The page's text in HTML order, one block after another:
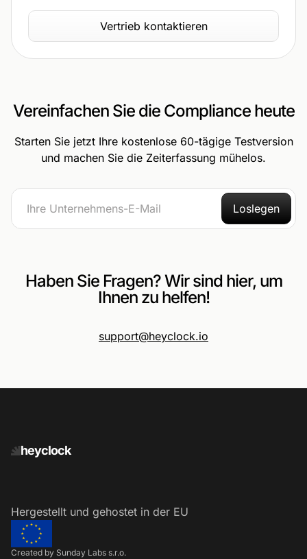
Vertrieb kontaktieren
Vereinfachen Sie die Compliance heute
Starten Sie jetzt Ihre kostenlose 60-tägige Testversion
und machen Sie die Zeiterfassung mühelos.
Loslegen
Haben Sie Fragen? Wir sind hier, um
Ihnen zu helfen!
support@heyclock.io
heyclock
Hergestellt und gehostet in der EU
Created by Sunday Labs s.r.o.